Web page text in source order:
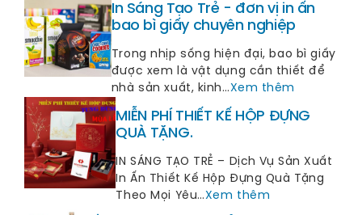
In Sáng Tạo Trẻ - đơn vị in ấn
bao bì giấy chuyên nghiệp
Trong nhịp sống hiện đại, bao bì giấy
được xem là vật dụng cần thiết để
nhà sản xuất, kinh…Xem thêm
MIỄN PHÍ THIẾT KẾ HỘP ĐỰNG
QUÀ TẶNG.
IN SÁNG TẠO TRẺ – Dịch Vụ Sản Xuất
In Ấn Thiết Kế Hộp Đựng Quà Tặng
Theo Mọi Yêu…Xem thêm